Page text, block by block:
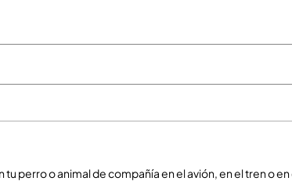
perro o animal de compañía en el avión, en el tren o